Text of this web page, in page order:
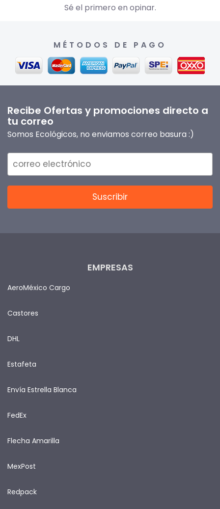
Sé el primero en opinar.
MÉTODOS DE PAGO
Recibe Ofertas y promociones directo a
tu correo
Somos Ecológicos, no enviamos correo basura :)
EMPRESAS
AeroMéxico Cargo
Castores
DHL
Estafeta
Envía Estrella Blanca
FedEx
Flecha Amarilla
MexPost
Redpack